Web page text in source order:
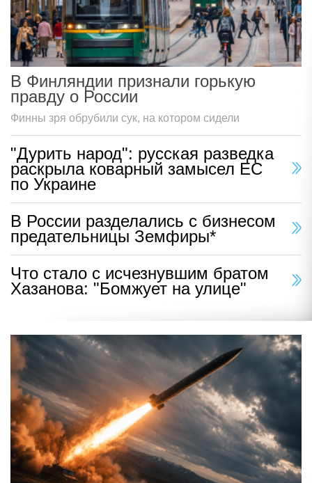
В Финляндии признали горькую
правду о России
Финны зря обрубили сук, на котором сидели
"Дурить народ": русская разведка
раскрыла коварный замысел ЕС
по Украине
В России разделались с бизнесом
предательницы Земфиры*
Что стало с исчезнувшим братом
Хазанова: "Бомжует на улице"